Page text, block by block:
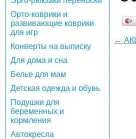
Орто-коврики и
развивающие коврики
для игр
Конверты на выписку
Для дома и сна
Белье для мам
Детская одежда и обувь
Подушки для
беременных и
кормления
Автокресла
←